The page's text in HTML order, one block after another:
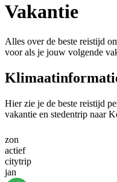
Vakantie
Alles over de beste reistijd
voor als je jouw volgende
Hier zie je de beste reistijd
vakantie en stedentrip naar
zon
actief
citytrip
jan